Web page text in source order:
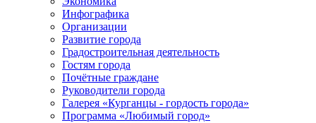
Инфографика
Организации
Развитие города
Градостроительная деятельность
Гостям города
Почётные граждане
Руководители города
Галерея «Курганцы - гордость города»
Программа «Любимый город»